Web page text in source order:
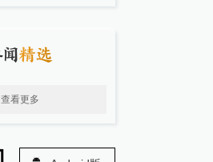
查看更多